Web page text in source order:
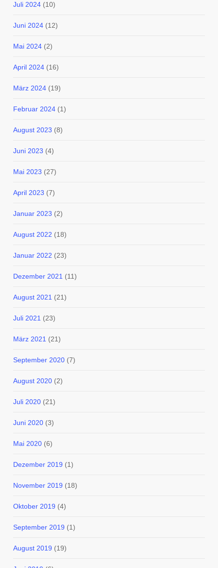
Juli 2024(10)
Juni 2024(12)
Mai 2024(2)
April 2024(16)
März 2024(19)
Februar 2024(1)
August 2023 (8)
Juni 2023 (4)
Mai 2023 (27)
April 2023 (7)
Januar 2023 (2)
August 2022 (18)
Januar 2022 (23)
Dezember 2021 (11)
August 2021 (21)
Juli 2021 (23)
März 2021 (21)
September 2020(7)
August 2020(2)
Juli 2020(21)
Juni 2020(3)
Mai 2020(6)
Dezember 2019 (1)
November 2019 (18)
Oktober 2019 (4)
September 2019 (1)
August 2019 (19)